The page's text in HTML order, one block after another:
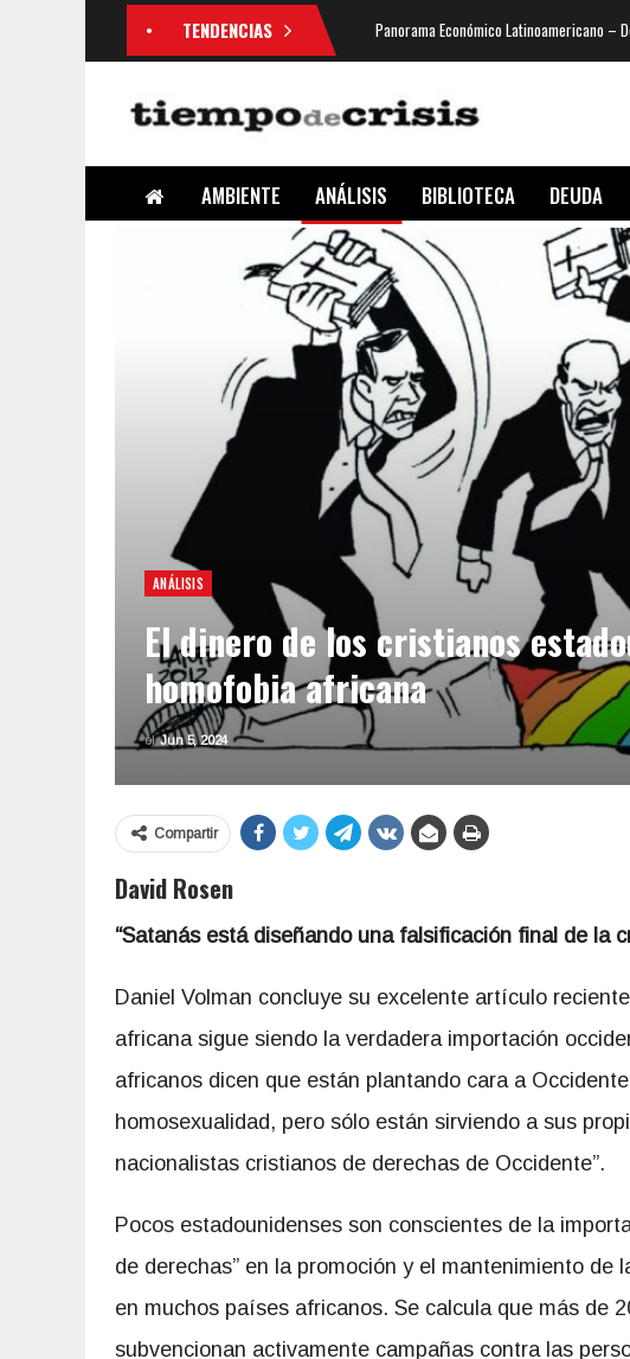
TENDENCIAS Panorama Económico Latinoamericano –
AMBIENTE ANÁLISIS BIBLIOTECA DEUDA
ANÁLISIS
El dinero de los cristianos
homofobia africana
elJun 5, 2024
Compartir
David Rosen
“Satanás está diseñando una falsificación final de la
Daniel Volman concluye su excelente artículo
africana sigue siendo la verdadera importación
africanos dicen que están plantando cara a
homosexualidad, pero sólo están sirviendo a sus
nacionalistas cristianos de derechas de Occidente”.
Pocos estadounidenses son conscientes de la
de derechas” en la promoción y el mantenimiento
en muchos países africanos. Se calcula que más de
subvencionan activamente campañas contra las